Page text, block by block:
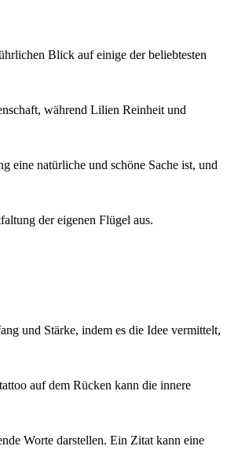
Blick auf einige der beliebtesten
während Lilien Reinheit und
eine natürliche und schöne Sache ist, und
der eigenen Flügel aus.
und Stärke, indem es die Idee vermittelt,
auf dem Rücken kann die innere
Worte darstellen. Ein Zitat kann eine